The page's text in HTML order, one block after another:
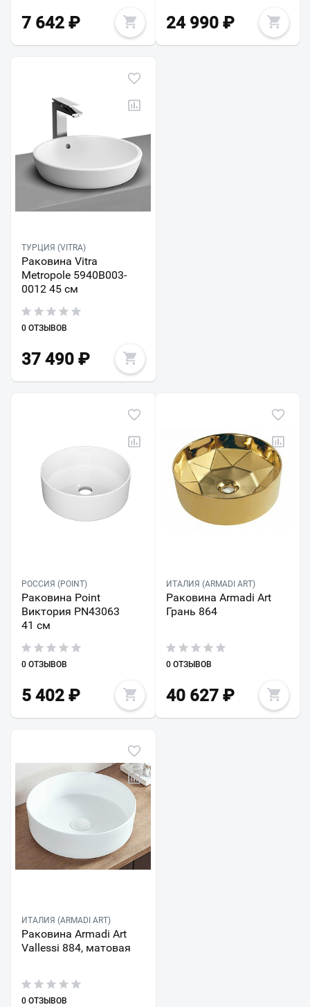
7 642 ₽ 24 990₽
ТУРЦИЯ (VITRA)
Раковина Vitra
Metropole 5940B003-
0012 45 см
0 ОТЗЫВОВ
37 490 ₽
РОССИЯ (POINT)
Раковина Point
Виктория PN43063
41 см
0 ОТЗЫВОВ
5 402 ₽
ИТАЛИЯ (ARMADI ART)
Раковина Armadi Art
Грань 864
0 ОТЗЫВОВ
40 627₽
ИТАЛИЯ (ARMADI ART)
Раковина Armadi Art
Vallessi 884, матовая
0 ОТЗЫВОВ